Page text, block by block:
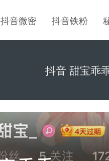
抖音微密 抖音铁粉
抖音 甜宝乖